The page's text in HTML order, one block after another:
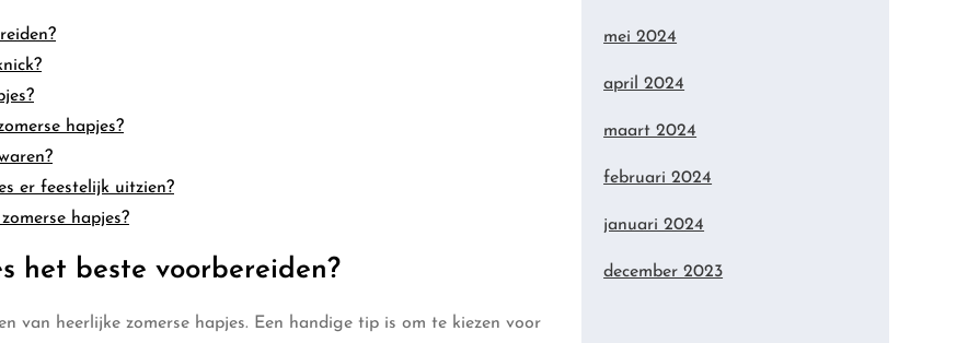
hapjes?
er feestelijk uitzien?
hapjes?
het beste voorbereiden?
van heerlijke zomerse hapjes. Een handige tip is om te kiezen voor
mei 2024
april 2024
maart 2024
februari 2024
januari 2024
december 2023